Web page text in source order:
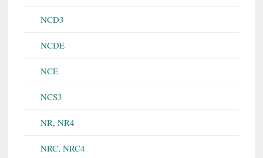
NCD3
NCDE
NCE
NCS3
NR, NR4
NRC, NRC4